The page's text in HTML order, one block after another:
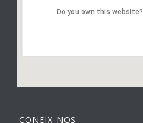
Do you own this website?
CONEIX-NOS